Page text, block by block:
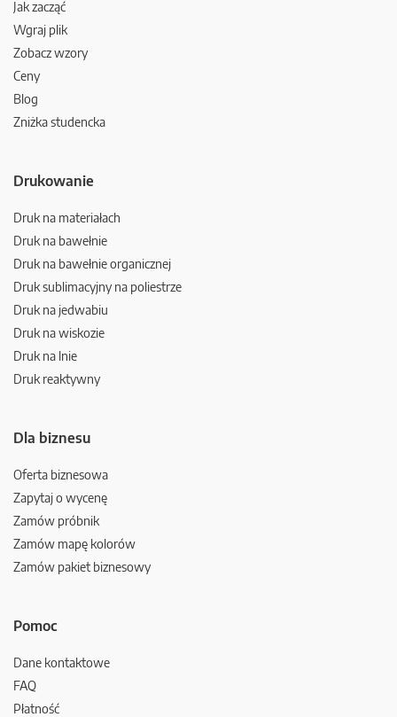
Jak zacząć
Wgraj plik
Zobacz wzory
Ceny
Blog
Zniżka studencka
Drukowanie
Druk na materiałach
Druk na bawełnie
Druk na bawełnie organicznej
Druk sublimacyjny na poliestrze
Druk na jedwabiu
Druk na wiskozie
Druk na lnie
Druk reaktywny
Dla biznesu
Oferta biznesowa
Zapytaj o wycenę
Zamów próbnik
Zamów mapę kolorów
Zamów pakiet biznesowy
Pomoc
Dane kontaktowe
FAQ
Płatność